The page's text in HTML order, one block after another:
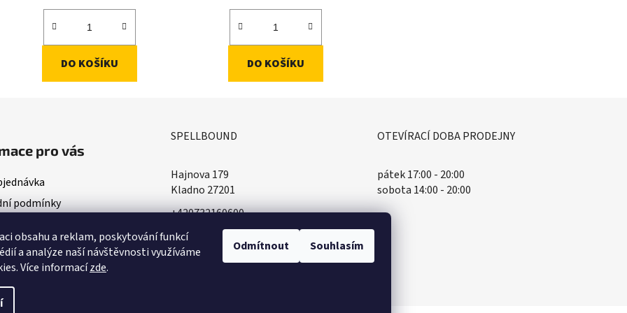
obsahu a reklam, poskytování funkcí
a analýze naší návštěvnosti využíváme
Více informacízde.
Odmítnout Souhlasím
DO KOŠÍKU DO KOŠÍKU
pro vás
podmínky
ochrany osobních údajů
SPELLBOUND
Hajnova 179
Kladno 27201
+420732160600
​info@spellbound.cz
OTEVÍRACÍ DOBA PRODEJNY
pátek 17:00 - 20:00
sobota 14:00 - 20:00